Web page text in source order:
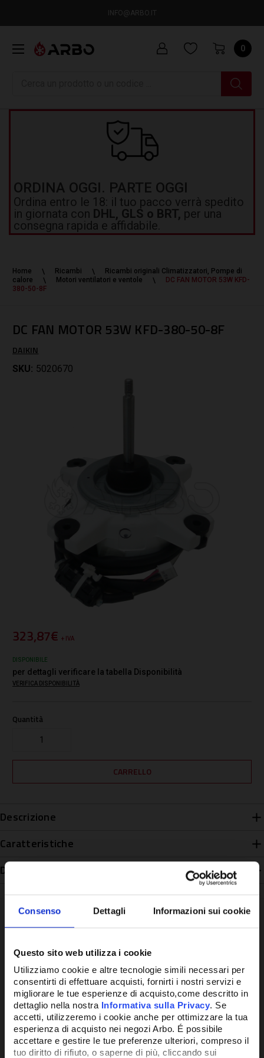
Consenso Dettagli Informazioni sui cookie
Questo sito web utilizza i cookie
Utilizziamo cookie e altre tecnologie simili necessari per
consentirti di effettuare acquisti, fornirti i nostri servizi e
migliorare le tue esperienze di acquisto,come descritto in
dettaglio nella nostra Informativa sulla Privacy. Se
accetti, utilizzeremo i cookie anche per ottimizzare la tua
esperienza di acquisto nei negozi Arbo. É possibile
accettare e gestire le tue preferenze ulteriori, compreso il
tuo diritto di rifiuto, o saperne di più, cliccando sui
INFO@ARBO.IT
0
ORDINA OGGI. PARTE OGGI
Ordina entro le 18: il tuo pacco verrà spedito
in giornata con DHL, GLS o BRT, per una
consegna rapida e affidabile.
Home Ricambi
Ricambi originali Climatizzatori, Pompe di
calore
Motori ventilatori e ventole
DC FAN MOTOR 53W KFD-
380-50-8F
DC FAN MOTOR 53W KFD-380-50-8F
DAIKIN
SKU: 5020670
323,87€ + IVA
DISPONIBILE
per dettagli verificare la tabella Disponibilità
VERIFICA DISPONIBILITÀ
Quantità
Descrizione
Caratteristiche
Disponibilità
Potrebbe anche interessarti